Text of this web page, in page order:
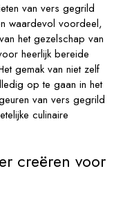
van vers gegrild
waardevol voordeel,
het gezelschap van
heerlijk bereide
gemak van niet zelf
op te gaan in het
van vers gegrild
culinaire
creëren voor